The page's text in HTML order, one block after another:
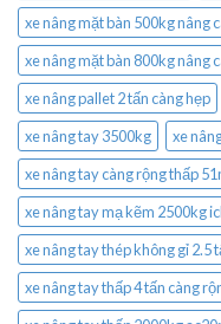
xe nâng mặt bàn 500kg nâng
xe nâng mặt bàn 800kg nâng
xe nâng pallet 2 tấn càng hẹp
xe nâng tay 3500kg
xe
xe nâng tay càng rộng thấp
xe nâng tay mạ kẽm 2500kg
xe nâng tay thép không gỉ 2.5
xe nâng tay thấp 4 tấn càng